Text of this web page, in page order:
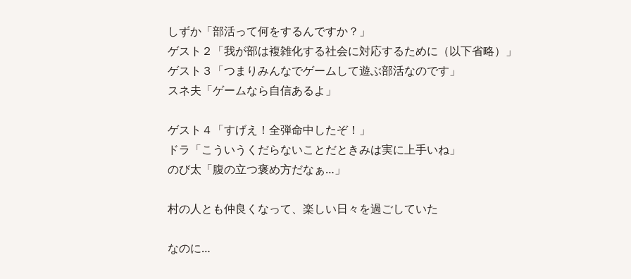
しずか「部活って何をするんですか？」
ゲスト２「我が部は複雑化する社会に対応するために（以下省略）」
ゲスト３「つまりみんなでゲームして遊ぶ部活なのです」
スネ夫「ゲームなら自信あるよ」
ゲスト４「すげえ！全弾命中したぞ！」
ドラ「こういうくだらないことだときみは実に上手いね」
のび太「腹の立つ褒め方だなぁ…」
村の人とも仲良くなって、楽しい日々を過ごしていた
なのに…